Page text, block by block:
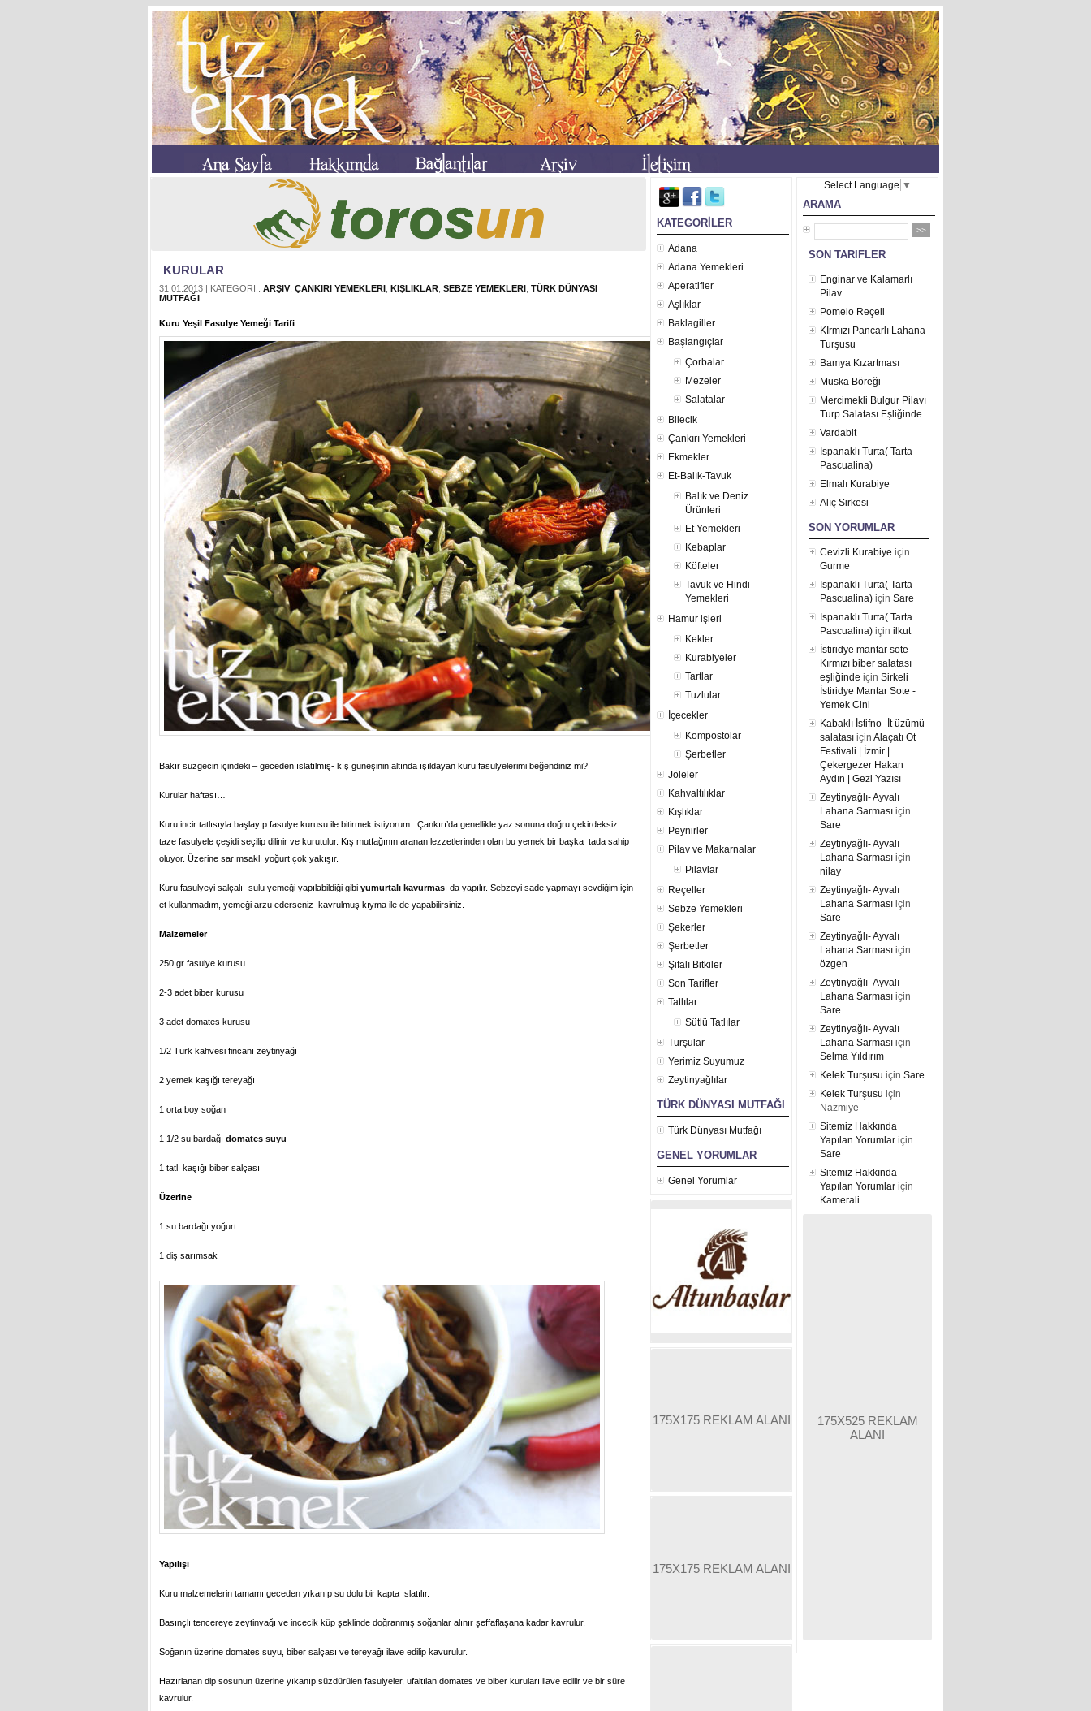
KURULAR
31.01.2013 | KATEGORI : ARŞIV, ÇANKIRI YEMEKLERI KIŞLIKLAR SEBZE YEMEKLERI TÜRK DÜNYASI
MUTFAĞI
Kuru Yeşil Fasulye Yemeği Tarifi
Bakır süzgecin içindeki – geceden ıslatılmış- kış güneşinin altında ışıldayan kuru fasulyelerimi beğendiniz mi?
Kurular haftası…
Kuru incir tatlısıyla başlayıp fasulye kurusu ile bitirmek istiyorum. Çankırı’da genellikle yaz sonuna doğru çekirdeksiz
taze fasulyele çeşidi seçilip dilinir ve kurutulur. Kış mutfağının aranan lezzetlerinden olan bu yemek bir başka tada sahip
oluyor. Üzerine sarımsaklı yoğurt çok yakışır.
Kuru fasulyeyi salçalı- sulu yemeği yapılabildiği gibi yumurtalı kavurması da yapılır. Sebzeyi sade yapmayı sevdiğim için
et kullanmadım, yemeği arzu ederseniz kavrulmuş kıyma ile de yapabilirsiniz.
Malzemeler
250 gr fasulye kurusu
2-3 adet biber kurusu
3 adet domates kurusu
1/2 Türk kahvesi fincanı zeytinyağı
2 yemek kaşığı tereyağı
1 orta boy soğan
1 1/2 su bardağı domates suyu
1 tatlı kaşığı biber salçası
Üzerine
1 su bardağı yoğurt
1 diş sarımsak
Yapılışı
Kuru malzemelerin tamamı geceden yıkanıp su dolu bir kapta ıslatılır.
Basınçlı tencereye zeytinyağı ve incecik küp şeklinde doğranmış soğanlar alınır şeffaflaşana kadar kavrulur.
Soğanın üzerine domates suyu, biber salçası ve tereyağı ilave edilip kavurulur.
Hazırlanan dip sosunun üzerine yıkanıp süzdürülen fasulyeler, ufaltılan domates ve biber kuruları ilave edilir ve bir süre
kavrulur.
KATEGORİLER
Adana
Adana Yemekleri
Aperatifler
Aşlıklar
Baklagiller
Başlangıçlar
Çorbalar
Mezeler
Salatalar
Bilecik
Çankırı Yemekleri
Ekmekler
Et-Balık-Tavuk
Balık ve Deniz
Ürünleri
Et Yemekleri
Kebaplar
Köfteler
Tavuk ve Hindi
Yemekleri
Hamur işleri
Kekler
Kurabiyeler
Tartlar
Tuzlular
İçecekler
Kompostolar
Şerbetler
Jöleler
Kahvaltılıklar
Kışlıklar
Peynirler
Pilav ve Makarnalar
Pilavlar
Reçeller
Sebze Yemekleri
Şekerler
Şerbetler
Şifalı Bitkiler
Son Tarifler
Tatlılar
Sütlü Tatlılar
Turşular
Yerimiz Suyumuz
Zeytinyağlılar
TÜRK DÜNYASI MUTFAĞI
Türk Dünyası Mutfağı
GENEL YORUMLAR
Genel Yorumlar
175X175 REKLAM ALANI
175X175 REKLAM ALANI
Select Language ▼
ARAMA
SON TARIFLER
Enginar ve Kalamarlı
Pilav
Pomelo Reçeli
KIrmızı Pancarlı Lahana
Turşusu
Bamya Kızartması
Muska Böreği
Mercimekli Bulgur Pilavı
Turp Salatası Eşliğinde
Vardabit
Ispanaklı Turta( Tarta
Pascualina)
Elmalı Kurabiye
Alıç Sirkesi
SON YORUMLAR
Cevizli Kurabiye için
Gurme
Ispanaklı Turta( Tarta
Pascualina) için Sare
Ispanaklı Turta( Tarta
Pascualina) için ilkut
İstiridye mantar sote-
Kırmızı biber salatası
eşliğinde için Sirkeli
İstiridye Mantar Sote -
Yemek Cini
Kabaklı İstifno- İt üzümü
salatası için Alaçatı Ot
Festivali | İzmir |
Çekergezer Hakan
Aydın | Gezi Yazısı
Zeytinyağlı- Ayvalı
Lahana Sarması için
Sare
Zeytinyağlı- Ayvalı
Lahana Sarması için
nilay
Zeytinyağlı- Ayvalı
Lahana Sarması için
Sare
Zeytinyağlı- Ayvalı
Lahana Sarması için
özgen
Zeytinyağlı- Ayvalı
Lahana Sarması için
Sare
Zeytinyağlı- Ayvalı
Lahana Sarması için
Selma Yıldırım
Kelek Turşusu için Sare
Kelek Turşusu için
Nazmiye
Sitemiz Hakkında
Yapılan Yorumlar için
Sare
Sitemiz Hakkında
Yapılan Yorumlar için
Kamerali
175X525 REKLAM
ALANI